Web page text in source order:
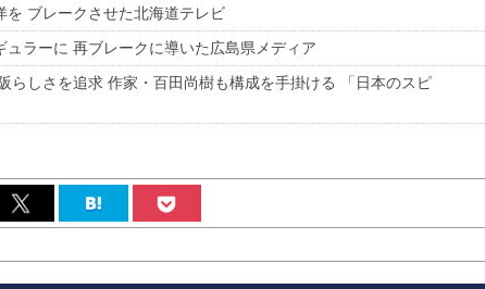
を ブレークさせた北海道テレビ
ラーに 再ブレークに導いた広島県メディア
らしさを追求 作家・百田尚樹も構成を手掛ける 「日本のスピ